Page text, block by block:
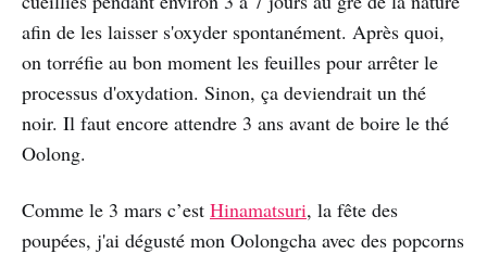
afin de les laisser s'oxyder spontanément. Après quoi,
on torréfie au bon moment les feuilles pour arrêter le
processus d'oxydation. Sinon, ça deviendrait un thé
noir. Il faut encore attendre 3 ans avant de boire le thé
Oolong.
Comme le 3 mars c’est Hinamatsuri, la fête des
poupées, j'ai dégusté mon Oolongcha avec des popcorns